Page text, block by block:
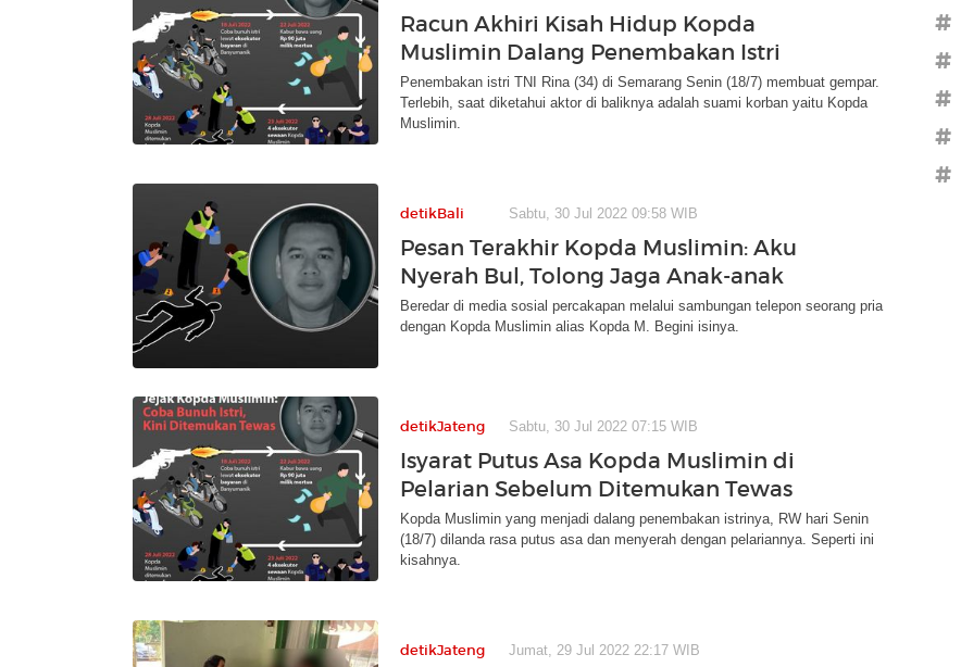
Racun Akhiri Kisah Hidup Kopda
Muslimin Dalang Penembakan Istri
Penembakan istri TNI Rina (34) di Semarang Senin (18/7) membuat gempar.
Terlebih, saat diketahui aktor di baliknya adalah suami korban yaitu Kopda
Muslimin.
detikBali Sabtu, 30 Jul 2022 09:58 WIB
Pesan Terakhir Kopda Muslimin: Aku
Nyerah Bul, Tolong Jaga Anak-anak
Beredar di media sosial percakapan melalui sambungan telepon seorang pria
dengan Kopda Muslimin alias Kopda M. Begini isinya.
detikJateng Sabtu, 30 Jul 2022 07:15 WIB
Isyarat Putus Asa Kopda Muslimin di
Pelarian Sebelum Ditemukan Tewas
Kopda Muslimin yang menjadi dalang penembakan istrinya, RW hari Senin
(18/7) dilanda rasa putus asa dan menyerah dengan pelariannya. Seperti ini
kisahnya.
detikJateng Jumat, 29 Jul 2022 22:17 WIB